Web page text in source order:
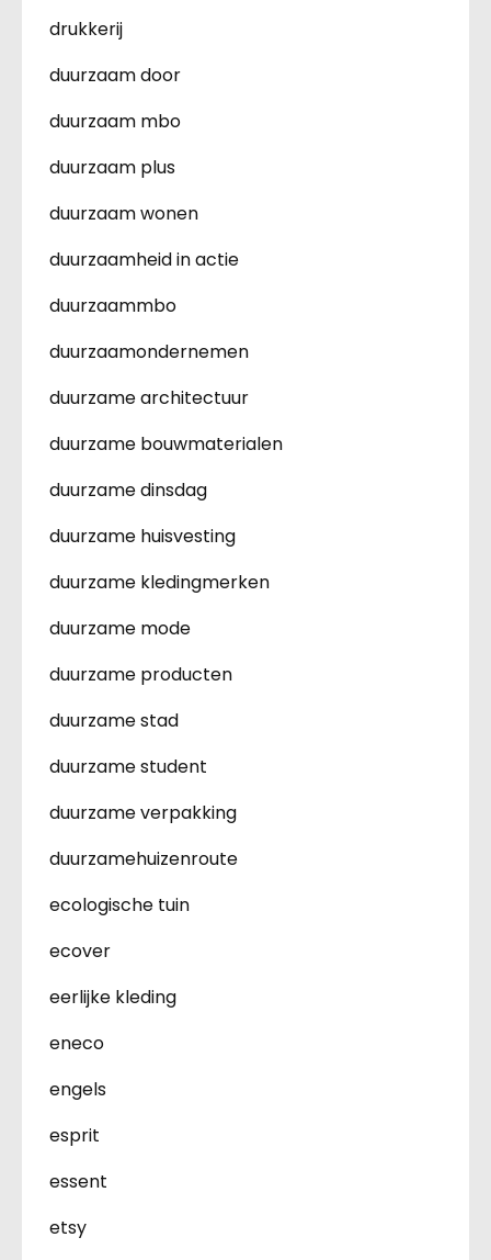
drukkerij
duurzaam door
duurzaam mbo
duurzaam plus
duurzaam wonen
duurzaamheid in actie
duurzaammbo
duurzaamondernemen
duurzame architectuur
duurzame bouwmaterialen
duurzame dinsdag
duurzame huisvesting
duurzame kledingmerken
duurzame mode
duurzame producten
duurzame stad
duurzame student
duurzame verpakking
duurzamehuizenroute
ecologische tuin
ecover
eerlijke kleding
eneco
engels
esprit
essent
etsy